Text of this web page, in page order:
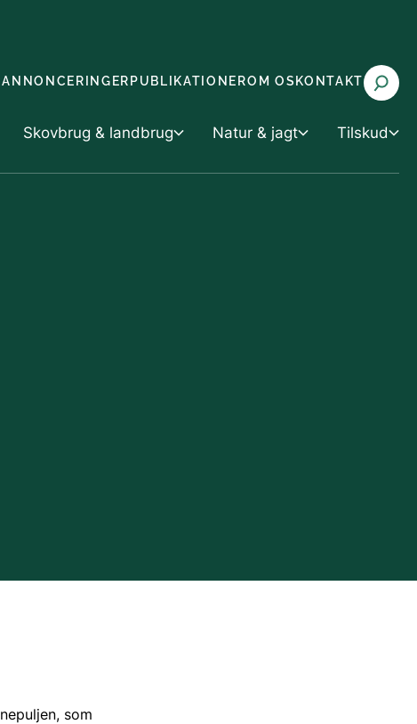
ANNONCERINGER PUBLIKATIONEROM OS KONTAKT
Skovbrug & landbrug Natur & jagt Tilskud
som